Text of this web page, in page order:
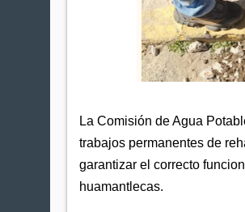
La Comisión de Agua
trabajos permanentes de
garantizar el correcto
huamantlecas.